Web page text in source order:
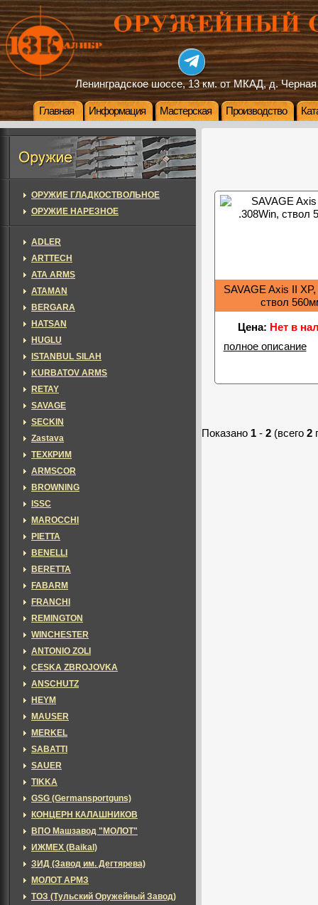
Ленинградское шоссе, 13 км. от МКАД, д. Черная
Главная Информация Мастерская Производство
SAVAGE Axis II
ствол
Цена: Нет в
полное описание
Показано 1 - 2 (всего 2
ОРУЖИЕ ГЛАДКОСТВОЛЬНОЕ
ОРУЖИЕ НАРЕЗНОЕ
ADLER
ARTTECH
ATA ARMS
ATAMAN
BERGARA
HATSAN
HUGLU
ISTANBUL SILAH
KURBATOV ARMS
RETAY
SAVAGE
SECKIN
Zastava
ТЕХКРИМ
ARMSCOR
BROWNING
ISSC
MAROCCHI
PIETTA
BENELLI
BERETTA
FABARM
FRANCHI
REMINGTON
WINCHESTER
ANTONIO ZOLI
CESKA ZBROJOVKA
ANSCHUTZ
HEYM
MAUSER
MERKEL
SABATTI
SAUER
TIKKA
GSG (Germansportguns)
КОНЦЕРН КАЛАШНИКОВ
ВПО Машзавод "МОЛОТ"
ИЖМЕХ (Baikal)
ЗИД (Завод им. Дегтярева)
МОЛОТ АРМЗ
ТОЗ (Тульский Оружейный Завод)